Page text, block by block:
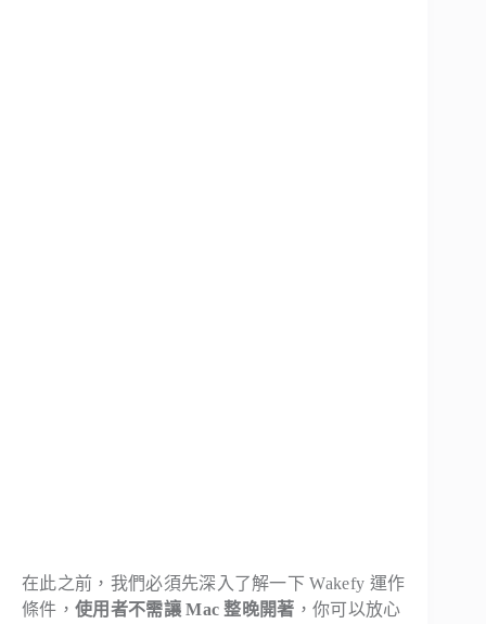
在此之前，我們必須先深入了解一下 Wakefy 運作
條件， 使用者不需讓 Mac 整晚開著 ，你可以放心